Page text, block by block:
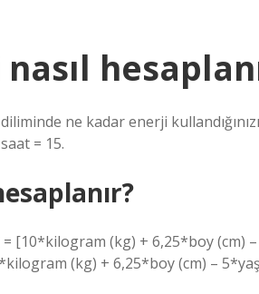
ne kadar enerji
= 15.
= [10*kilogram (kg) + 6,25*boy (cm)
(kg) + 6,25*boy (cm) –